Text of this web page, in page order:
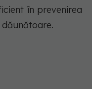
în prevenirea